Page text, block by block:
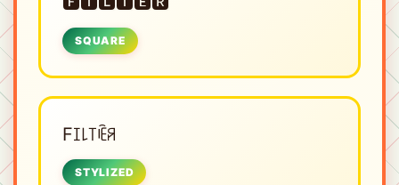
SQUARE
Fꀤ꒒꓄ꍟꋪ
STYLIZED